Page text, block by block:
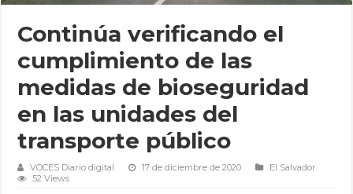
Continúa verificando el
cumplimiento de las
medidas de bioseguridad
en las unidades del
transporte público
VOCES Diario digital 17 de diciembre de 2020
El Salvador
52 Views